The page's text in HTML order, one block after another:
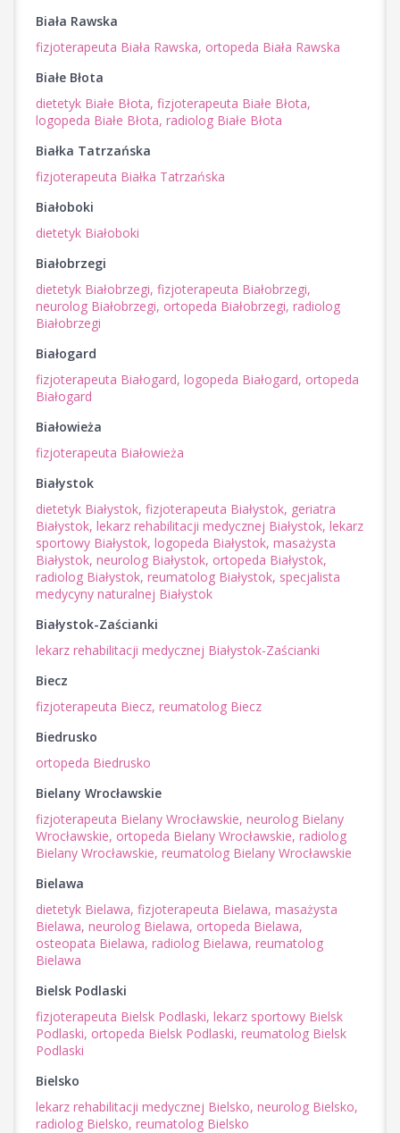
Biała Rawska
fizjoterapeuta Biała Rawska, ortopeda Biała Rawska
Białe Błota
dietetyk Białe Błota, fizjoterapeuta Białe Błota,
logopeda Białe Błota, radiolog Białe Błota
Białka Tatrzańska
fizjoterapeuta Białka Tatrzańska
Białoboki
dietetyk Białoboki
Białobrzegi
dietetyk Białobrzegi, fizjoterapeuta Białobrzegi,
neurolog Białobrzegi, ortopeda Białobrzegi, radiolog
Białobrzegi
Białogard
fizjoterapeuta Białogard, logopeda Białogard, ortopeda
Białogard
Białowieża
fizjoterapeuta Białowieża
Białystok
dietetyk Białystok, fizjoterapeuta Białystok, geriatra
Białystok, lekarz rehabilitacji medycznej Białystok, lekarz
sportowy Białystok, logopeda Białystok, masażysta
Białystok, neurolog Białystok, ortopeda Białystok,
radiolog Białystok, reumatolog Białystok, specjalista
medycyny naturalnej Białystok
Białystok-Zaścianki
lekarz rehabilitacji medycznej Białystok-Zaścianki
Biecz
fizjoterapeuta Biecz, reumatolog Biecz
Biedrusko
ortopeda Biedrusko
Bielany Wrocławskie
fizjoterapeuta Bielany Wrocławskie, neurolog Bielany
Wrocławskie, ortopeda Bielany Wrocławskie, radiolog
Bielany Wrocławskie, reumatolog Bielany Wrocławskie
Bielawa
dietetyk Bielawa, fizjoterapeuta Bielawa, masażysta
Bielawa, neurolog Bielawa, ortopeda Bielawa,
osteopata Bielawa, radiolog Bielawa, reumatolog
Bielawa
Bielsk Podlaski
fizjoterapeuta Bielsk Podlaski, lekarz sportowy Bielsk
Podlaski, ortopeda Bielsk Podlaski, reumatolog Bielsk
Podlaski
Bielsko
lekarz rehabilitacji medycznej Bielsko, neurolog Bielsko,
radiolog Bielsko, reumatolog Bielsko